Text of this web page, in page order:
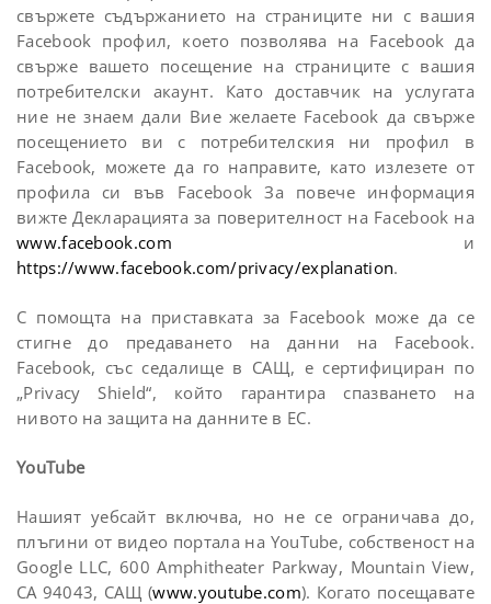
свържете съдържанието на страниците ни с вашия
Facebook профил, което позволява на Facebook да
свърже вашето посещение на страниците с вашия
потребителски акаунт. Като доставчик на услугата
ние не знаем дали Вие желаете Facebook да свърже
посещението ви с потребителския ни профил в
Facebook, можете да го направите, като излезете от
профила си във Facebook За повече информация
вижте Декларацията за поверителност на Facebook на
www.facebook.com и
https://www.facebook.com/privacy/explanation.
С помощта на приставката за Facebook може да се
стигне до предаването на данни на Facebook.
Facebook, със седалище в САЩ, е сертифициран по
„Privacy Shield“, който гарантира спазването на
нивото на защита на данните в ЕС.
YouTube
Нашият уебсайт включва, но не се ограничава до,
плъгини от видео портала на YouTube, собственост на
Google LLC, 600 Amphitheater Parkway, Mountain View,
CA 94043, САЩ (www.youtube.com). Когато посещавате